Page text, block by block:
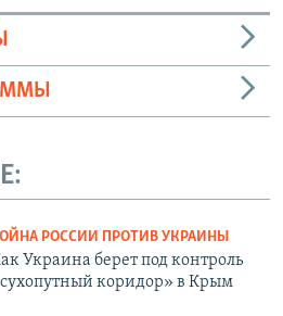
РОССИИ ПРОТИВ УКРАИНЫ
Украина берет под контроль
коридор» в Крым